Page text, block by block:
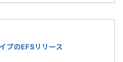
プのEFSリリース